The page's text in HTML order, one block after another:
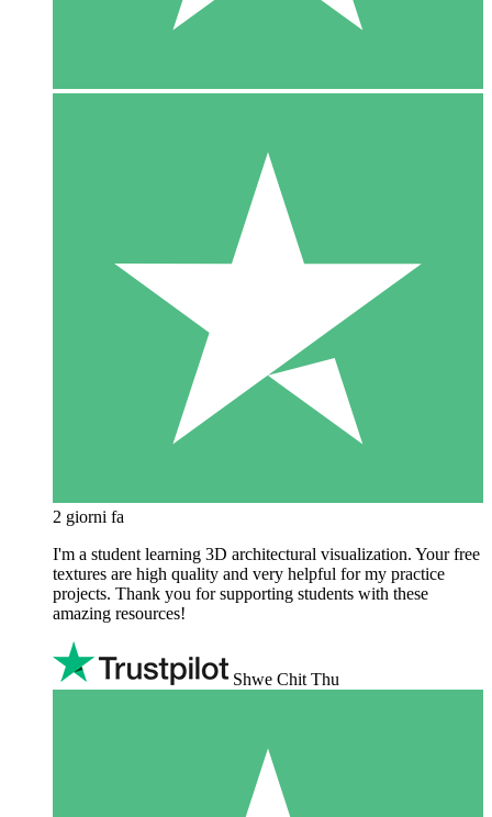
2 giorni fa
I'm a student learning 3D architectural visualization. Your free
textures are high quality and very helpful for my practice
projects. Thank you for supporting students with these
amazing resources!
Shwe Chit Thu